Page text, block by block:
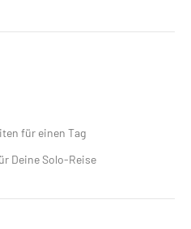
für einen Tag
Deine Solo-Reise